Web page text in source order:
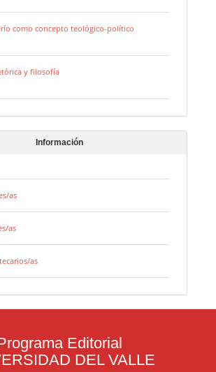
como concepto teológico-político
y filosofía
Información
as
as
as
Editorial
DEL VALLE